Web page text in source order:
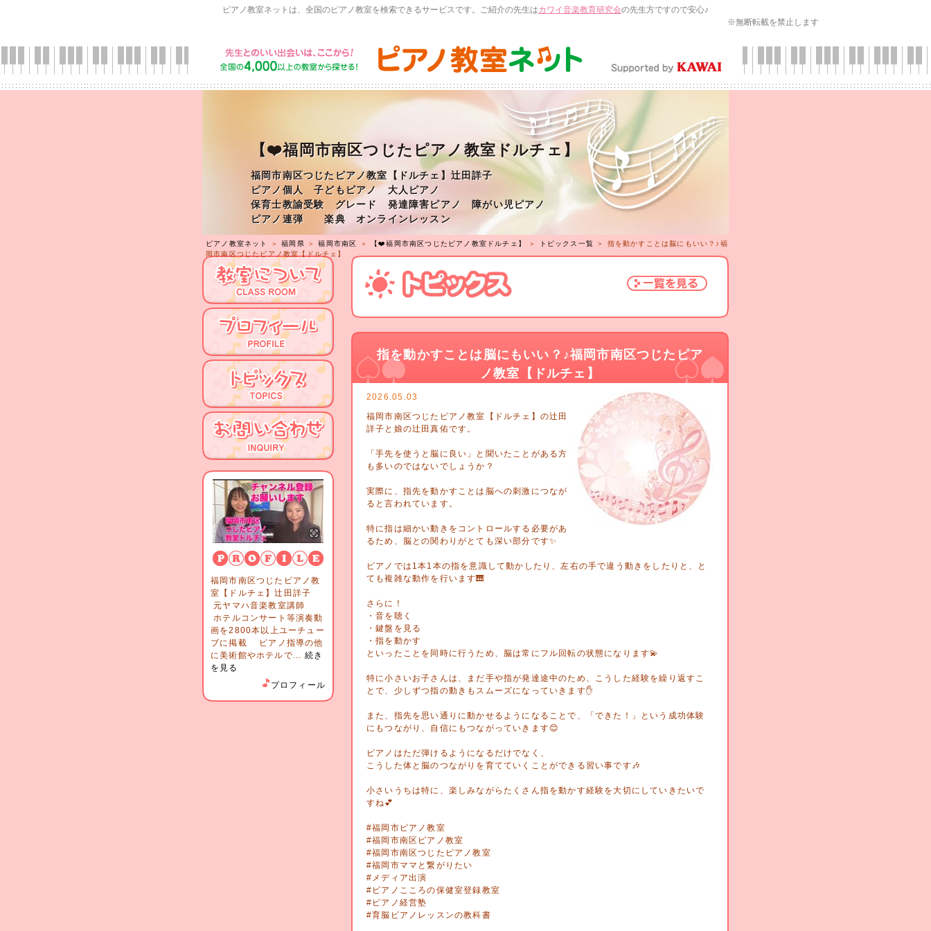
ピアノ教室ネットは、全国のピアノ教室を検索できるサービスです。ご紹介の先生はカワイ音楽教育研究会の先生方ですので安心♪
※無断転載を禁止します
【❤️福岡市南区つじたピアノ教室ドルチェ】
福岡市南区つじたピアノ教室【ドルチェ】辻田詳子
ピアノ個人 子どもピアノ 大人ピアノ
保育士教諭受験 グレード 発達障害ピアノ 障がい児ピアノ
ピアノ連弾 楽典 オンラインレッスン
ピアノ教室ネット ＞福岡県 ＞福岡市南区 ＞ 【❤️福岡市南区つじたピアノ教室ドルチェ】 ＞ トピックス一覧 ＞ 指を動かすことは脳にもいい？♪福
岡市南区つじたピアノ教室【ドルチェ】
福岡市南区つじたピアノ教
室【ドルチェ】辻田詳子
元ヤマハ音楽教室講師
ホテルコンサート等演奏動
画を2800本以上ユーチュー
ブに掲載 ピアノ指導の他
に美術館やホテルで... 続き
を見る
プロフィール
指を動かすことは脳にもいい？♪福岡市南区つじたピア
ノ教室【ドルチェ】
2026.05.03
福岡市南区つじたピアノ教室【ドルチェ】の辻田
詳子と娘の辻田真佑です。
「手先を使うと脳に良い」と聞いたことがある方
も多いのではないでしょうか？
実際に、指先を動かすことは脳への刺激につなが
ると言われています。
特に指は細かい動きをコントロールする必要があ
るため、脳との関わりがとても深い部分です✨
ピアノでは1本1本の指を意識して動かしたり、左右の手で違う動きをしたりと、と
ても複雑な動作を行います🎹
さらに！
・音を聴く
・鍵盤を見る
・指を動かす
といったことを同時に行うため、脳は常にフル回転の状態になります💫
特に小さいお子さんは、まだ手や指が発達途中のため、こうした経験を繰り返すこ
とで、少しずつ指の動きもスムーズになっていきます✋
また、指先を思い通りに動かせるようになることで、「できた！」という成功体験
にもつながり、自信にもつながっていきます😊
ピアノはただ弾けるようになるだけでなく、
こうした体と脳のつながりを育てていくことができる習い事です🎶
小さいうちは特に、楽しみながらたくさん指を動かす経験を大切にしていきたいで
すね︎💕︎
#福岡市ピアノ教室
#福岡市南区ピアノ教室
#福岡市南区つじたピアノ教室
#福岡市ママと繋がりたい
#メディア出演
#ピアノこころの保健室登録教室
#ピアノ経営塾
#育脳ピアノレッスンの教科書